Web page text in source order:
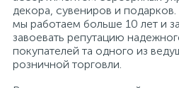
декора, сувениров и
мы работаем больше 10 лет и
завоевать репутацию
покупателей та одного из
розничной торговли.
Серебряные подвески
Серебряные браслеты
Золотые кольца
Золотые колье
Сувениры